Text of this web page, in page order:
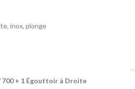
, inox, plonge
700 + 1 Égouttoir à Droite